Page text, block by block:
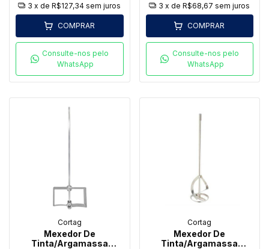
3 x deR$127,34 sem juros
COMPRAR
Consulte-nos pelo
WhatsApp
3 x deR$68,67 sem juros
COMPRAR
Consulte-nos pelo
WhatsApp
Cortag
Mexedor De
Tinta/Argamassa
Cortag
Mexedor De
Tinta/Argamassa